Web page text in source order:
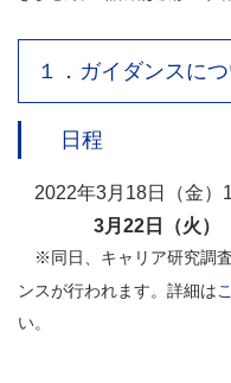
１．ガイダンスに
日程
2022年3月18日（金
3月22日（火）
※同日、キャリア研究調
ンスが行われます。詳細は
い。